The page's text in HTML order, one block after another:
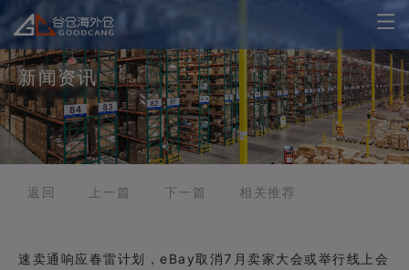
新闻资讯
返回 上一篇 下一篇 相关推荐
速卖通响应春雷计划，eBay取消7月卖家大会或举行线上会